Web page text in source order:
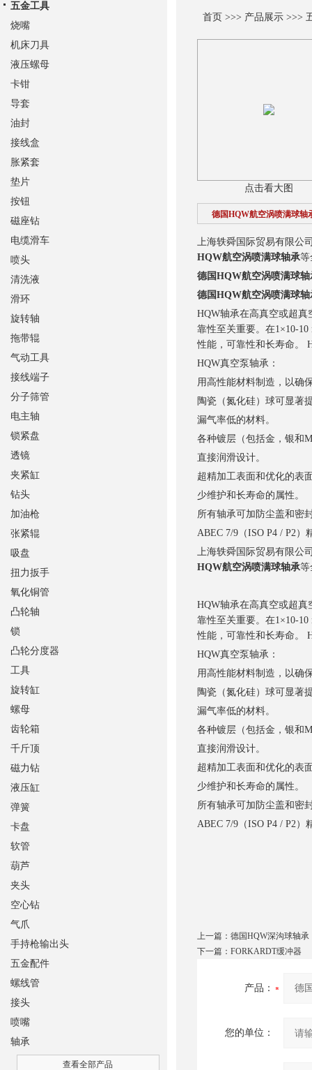
首页 >>> 产品展示>>>
点击看大图
德国HQW航空涡喷满球轴
上海轶舜国际贸易有限公
HQW航空涡喷满球轴承等
德国HQW航空涡喷满球轴
德国HQW航空涡喷满球轴
HQW轴承在高真空或超
靠性至关重要。在1×10-
性能，可靠性和长寿命。
HQW真空泵轴承：
用高性能材料制造，以确
陶瓷（氮化硅）球可显著
漏气率低的材料。
各种镀层（包括金，银和
直接润滑设计。
超精加工表面和优化的表
少维护和长寿命的属性。
所有轴承可加防尘盖和密
ABEC 7/9（ISO P4 / P2）
上海轶舜国际贸易有限公
HQW航空涡喷满球轴承等
HQW轴承在高真空或超
靠性至关重要。在1×10-
性能，可靠性和长寿命。
HQW真空泵轴承：
用高性能材料制造，以确
陶瓷（氮化硅）球可显著
漏气率低的材料。
各种镀层（包括金，银和
直接润滑设计。
超精加工表面和优化的表
少维护和长寿命的属性。
所有轴承可加防尘盖和密
ABEC 7/9（ISO P4 / P2）
上一篇： 德国HQW深沟球轴承
下一篇： FORKARDT缓冲器
产品：
您的单位：
五金工具
烧嘴
机床刀具
液压螺母
卡钳
导套
油封
接线盒
胀紧套
垫片
按钮
磁座钻
电缆滑车
喷头
清洗液
滑环
旋转轴
拖带辊
气动工具
接线端子
分子筛管
电主轴
锁紧盘
透镜
夹紧缸
钻头
加油枪
张紧辊
吸盘
扭力扳手
氧化铜管
凸轮轴
锁
凸轮分度器
工具
旋转缸
螺母
齿轮箱
千斤顶
磁力钻
液压缸
弹簧
卡盘
软管
葫芦
夹头
空心钻
气爪
手持枪输出头
五金配件
螺线管
接头
喷嘴
轴承
查看全部产品